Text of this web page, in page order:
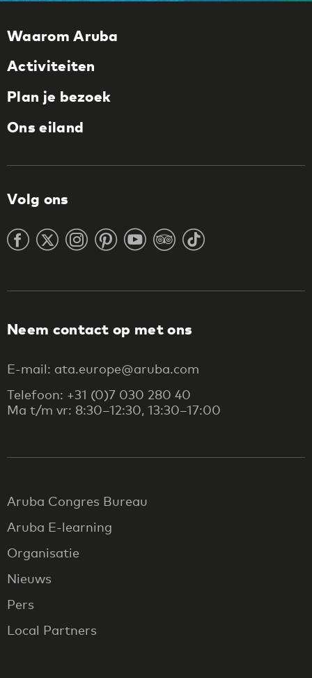
Waarom Aruba
Activiteiten
Plan je bezoek
Ons eiland
Volg ons
Neem contact op met ons
E-mail: ata.europe@aruba.com
Telefoon: +31 (0)7 030 280 40
Ma t/m vr: 8:30–12:30, 13:30–17:00
Aruba Congres Bureau
Aruba E-learning
Organisatie
Nieuws
Pers
Local Partners